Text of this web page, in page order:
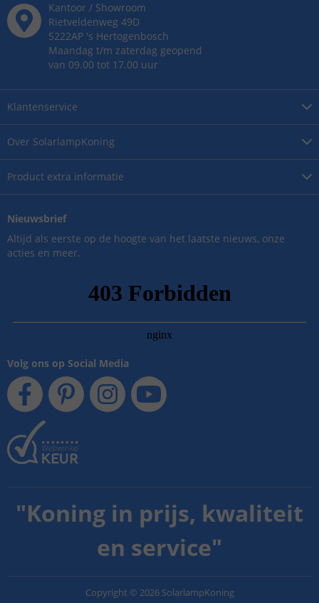
Over SolarlampKoning
Product extra informatie
Klantenservice
Kantoor / Showroom
Rietveldenweg 49D
5222AP 's Hertogenbosch
Maandag t/m zaterdag geopend
van 09.00 tot 17.00 uur
Nieuwsbrief
Altijd als eerste op de hoogte van het laatste nieuws, onze
acties en meer.
Volg ons op Social Media
"Koning in prijs, kwaliteit
en service"
Copyright © 2026 SolarlampKoning